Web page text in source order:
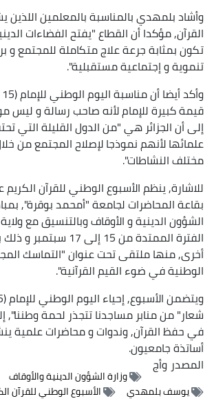
وأشاد بلمهدي بالمناسبة بالمعلمين اللذين
القرآن, مؤكدا أن القطاع "يفتح الفضاءات
تكون بمثابة جرعة علاج متكاملة للمجتمع و
تنموية و إجتماعية مستقبلية".
وأكد
قيمة كبيرة للإمام لأنه صاحب رسالة و ليس
إلى أن الجزائر هي "من الدول القليلة التي
علمائها لأنهم نموذجا لإصلاح المجتمع من
مختلف النشاطات".
للاشارة, ينظم الأسبوع الوطني للقرآن الكريم
بقاعة المحاضرات لجامعة "أمحمد بوقرة",
الشؤون الدينية و الأوقاف وبالتنسيق مع
الفترة الممتدة من 15 إلى 17
أخرى, منها ملتقى تحت عنوان "التماسك
الوطنية في ضوء القيم القرآنية".
شعار" من منابر مساجدنا تتجذر لحمة وطننا",
في حفظ القرآن, وندوات و محاضرات علمية
أساتذة جامعيون.
المصدروأج
وزارة الشؤون الدينية والأوقاف
يوسف بلمهدي
الأسبوع الوطني للقرآن